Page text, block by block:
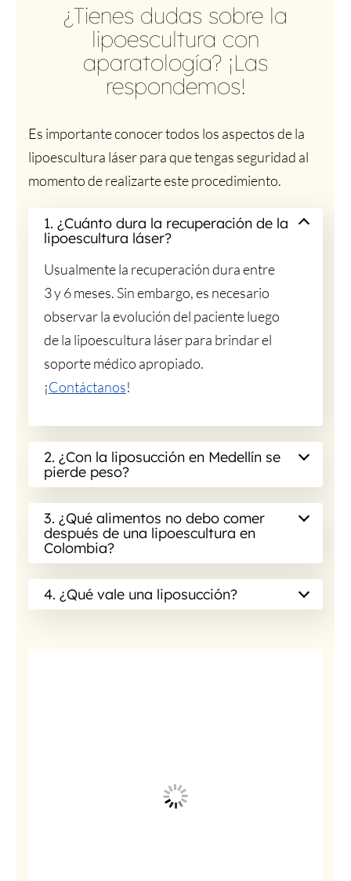
¿Tienes dudas sobre la
lipoescultura con
aparatología? ¡Las
respondemos!
Es importante conocer todos los aspectos de la
lipoescultura láser para que tengas seguridad al
momento de realizarte este procedimiento.
1. ¿Cuánto dura la recuperación de la
lipoescultura láser?
Usualmente la recuperación dura entre
3 y 6 meses. Sin embargo, es necesario
observar la evolución del paciente luego
de la lipoescultura láser para brindar el
soporte médico apropiado.
¡Contáctanos!
2. ¿Con la liposucción en Medellín se
pierde peso?
3. ¿Qué alimentos no debo comer
después de una lipoescultura en
Colombia?
4. ¿Qué vale una liposucción?